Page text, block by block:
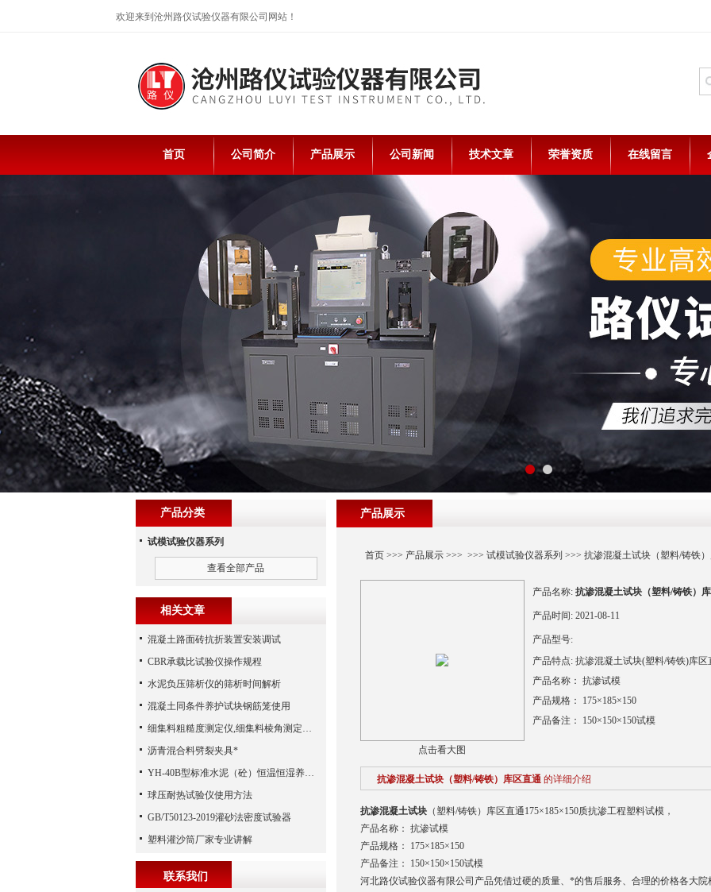
欢迎来到沧州路仪试验仪器有限公司网站！
首页 公司简介 产品展示 公司新闻 技术文章 荣誉资质 在线留言
产品展示
首页>>> 产品展示>>> >>> 试模试验仪器系列 >>> 抗渗混凝土试块（塑料/铸铁
点击看大图
产品名称: 抗渗混凝土试块（塑料/铸铁）
产品时间: 2021-08-11
产品型号:
产品特点: 抗渗混凝土试块(塑料/铸铁)库区
产品名称： 抗渗试模
产品规格： 175×185×150
产品备注： 150×150×150试模
抗渗混凝土试块（塑料/铸铁）库区直通 的详细介绍
抗渗混凝土试块（塑料/铸铁）库区直通175×185×150质抗渗工程塑料试模，
产品名称： 抗渗试模
产品规格： 175×185×150
产品备注： 150×150×150试模
河北路仪试验仪器有限公司产品凭借过硬的质量、*的售后服务、合理的价格各大
产品分类
试模试验仪器系列
查看全部产品
相关文章
混凝土路面砖抗折装置安装调试
CBR承载比试验仪操作规程
水泥负压筛析仪的筛析时间解析
混凝土同条件养护试块钢筋笼使用
细集料粗糙度测定仪,细集料棱角测定仪,细集料冲击值试验仪 （河北路仪）
沥青混合料劈裂夹具*
YH-40B型标准水泥（砼）恒温恒湿养护箱常见故障及排除方法
球压耐热试验仪使用方法
GB/T50123-2019灌砂法密度试验器
塑料灌沙筒厂家专业讲解
联系我们